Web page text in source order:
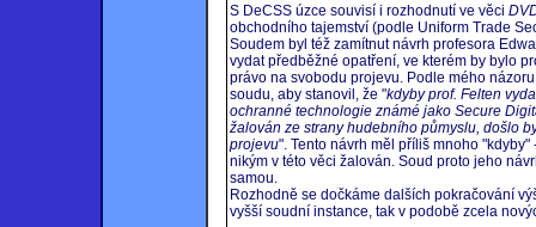
S DeCSS úzce souvisí i rozhodnutí ve věci
obchodního tajemství (podle Uniform Trade
Soudem byl též zamítnut návrh profesora
vydat předběžné opatření, ve kterém by bylo
právo na svobodu projevu. Podle mého
soudu, aby stanovil, že "kdyby prof. Felten
ochranné technologie známé jako Secure
žalován ze strany hudebního půmyslu, došlo
projevu". Tento návrh měl příliš mnoho
nikým v této věci žalován. Soud proto jeho
samou.
Rozhodně se dočkáme dalších pokračování
vyšší soudní instance, tak v podobě zcela